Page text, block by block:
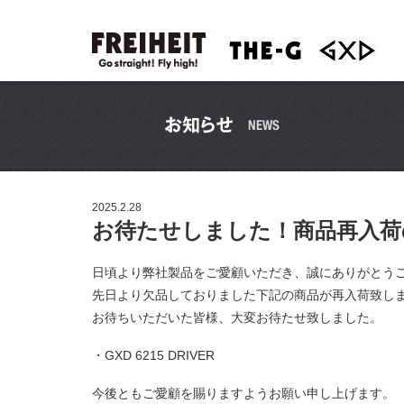
2025.2.28
お待たせしました！商品再入
日頃より弊社製品をご愛顧いただき、誠にありがとう
先日より欠品しておりました下記の商品が再入荷致し
お待ちいただいた皆様、大変お待たせ致しました。
・GXD 6215 DRIVER
今後ともご愛顧を賜りますようお願い申し上げます。